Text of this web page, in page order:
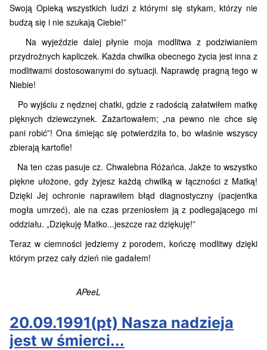
Swoją Opieką wszystkich ludzi z którymi się stykam, którzy nie
budzą się i nie szukają Ciebie!”
Na wyjeździe dalej płynie moja modlitwa z podziwianiem
przydrożnych kapliczek. Każda chwilka obecnego życia jest inna z
modlitwami dostosowanymi do sytuacji. Naprawdę pragną tego w
Niebie!
Po wyjściu z nędznej chatki, gdzie z radością załatwiłem matkę
pięknych dziewczynek. Zażartowałem; „na pewno nie chce się
pani robić”! Ona śmiejąc się potwierdziła to, bo właśnie wszyscy
zbierają kartofle!
Na ten czas pasuje cz. Chwalebna Różańca. Jakże to wszystko
piękne ułożone, gdy żyjesz każdą chwilką w łączności z Matką!
Dzięki Jej ochronie naprawiłem błąd diagnostyczny (pacjentka
mogła umrzeć), ale na czas przeniosłem ją z podlegającego mi
oddziału. „Dziękuję Matko...jeszcze raz dziękuję!”
Teraz w ciemności jedziemy z porodem, kończę modlitwy dzięki
którym przez cały dzień nie gadałem!
APeeL
20.09.1991(pt) Nasza nadzieja
jest w śmierci...